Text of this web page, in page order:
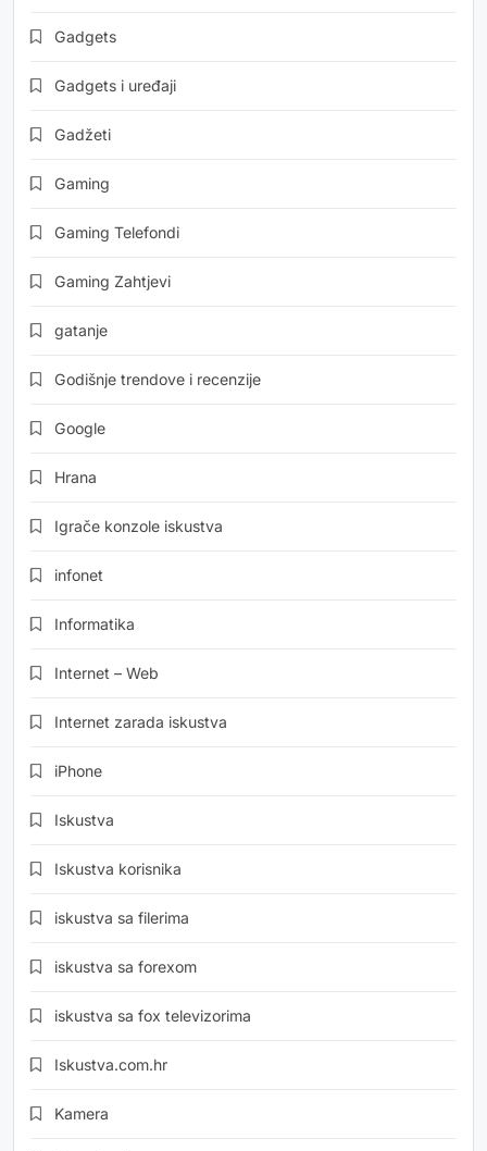
Gadgets
Gadgets i uređaji
Gadžeti
Gaming
Gaming Telefondi
Gaming Zahtjevi
gatanje
Godišnje trendove i recenzije
Google
Hrana
Igrače konzole iskustva
infonet
Informatika
Internet – Web
Internet zarada iskustva
iPhone
Iskustva
Iskustva korisnika
iskustva sa filerima
iskustva sa forexom
iskustva sa fox televizorima
Iskustva.com.hr
Kamera